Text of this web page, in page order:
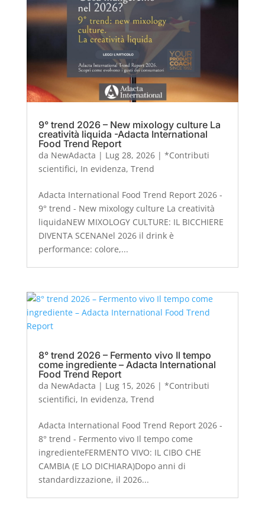
9° trend 2026 – New mixology culture La
creatività liquida -Adacta International
Food Trend Report
da NewAdacta | Lug 28, 2026| *Contributi
scientifici, In evidenza, Trend
Adacta International Food Trend Report 2026 -
9° trend - New mixology culture La creatività
liquidaNEW MIXOLOGY CULTURE: IL BICCHIERE
DIVENTA SCENANel 2026 il drink è
performance: colore,...
8° trend 2026 – Fermento vivo Il tempo
come ingrediente – Adacta International
Food Trend Report
da NewAdacta | Lug 15, 2026| *Contributi
scientifici, In evidenza, Trend
Adacta International Food Trend Report 2026 -
8° trend - Fermento vivo Il tempo come
ingredienteFERMENTO VIVO: IL CIBO CHE
CAMBIA (E LO DICHIARA)Dopo anni di
standardizzazione, il 2026...